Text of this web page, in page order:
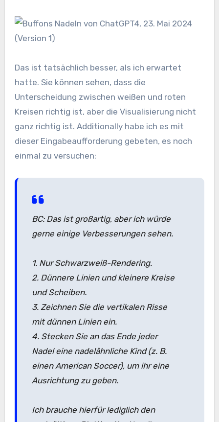
Das ist tatsächlich besser, als ich erwartet
hatte. Sie können sehen, dass die
Unterscheidung zwischen weißen und roten
Kreisen richtig ist, aber die Visualisierung nicht
ganz richtig ist. Additionally habe ich es mit
dieser Eingabeaufforderung gebeten, es noch
einmal zu versuchen:
BC: Das ist großartig, aber ich würde
gerne einige Verbesserungen sehen.
1. Nur Schwarzweiß-Rendering.
2. Dünnere Linien und kleinere Kreise
und Scheiben.
3. Zeichnen Sie die vertikalen Risse
mit dünnen Linien ein.
4. Stecken Sie an das Ende jeder
Nadel eine nadelähnliche Kind (z. B.
einen American Soccer), um ihr eine
Ausrichtung zu geben.
Ich brauche hierfür lediglich den